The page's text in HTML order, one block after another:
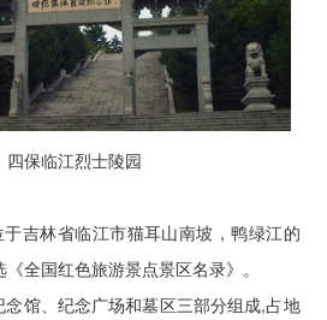
四保临江烈士陵园
吉林省临江市猫耳山南坡，鸭绿江的
全国红色旅游景点景区名录》。
馆、纪念广场和墓区三部分组成,占地